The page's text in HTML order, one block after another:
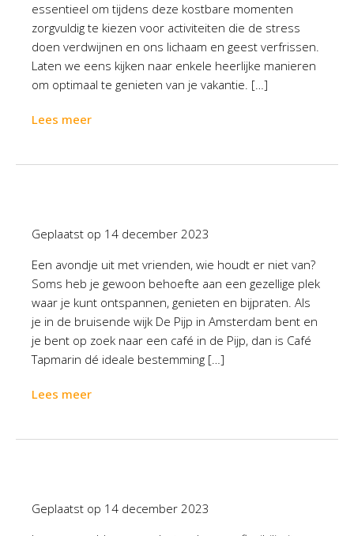
essentieel om tijdens deze kostbare momenten
zorgvuldig te kiezen voor activiteiten die de stress
doen verdwijnen en ons lichaam en geest verfrissen.
Laten we eens kijken naar enkele heerlijke manieren
om optimaal te genieten van je vakantie. […]
Lees meer
Geplaatst op 14 december 2023
Een avondje uit met vrienden, wie houdt er niet van?
Soms heb je gewoon behoefte aan een gezellige plek
waar je kunt ontspannen, genieten en bijpraten. Als
je in de bruisende wijk De Pijp in Amsterdam bent en
je bent op zoek naar een café in de Pijp, dan is Café
Tapmarin dé ideale bestemming […]
Lees meer
Geplaatst op 14 december 2023